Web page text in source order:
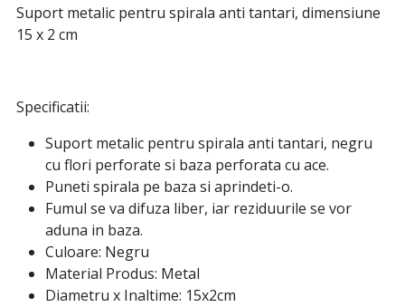
Suport metalic pentru spirala anti tantari, dimensiune
15 x 2 cm
Specificatii:
Suport metalic pentru spirala anti tantari, negru
cu flori perforate si baza perforata cu ace.
Puneti spirala pe baza si aprindeti-o.
Fumul se va difuza liber, iar reziduurile se vor
aduna in baza.
Culoare: Negru
Material Produs: Metal
Diametru x Inaltime: 15x2cm